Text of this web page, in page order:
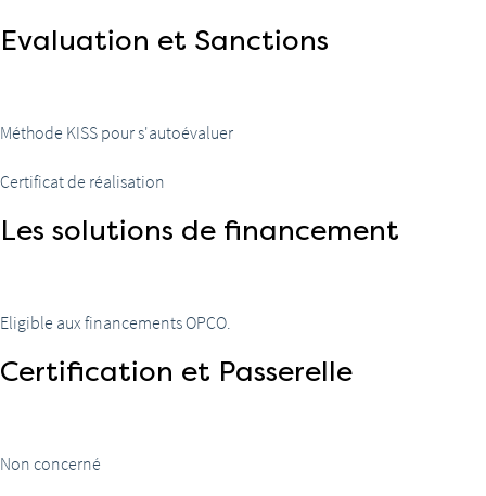
Evaluation et Sanctions
Méthode KISS pour s'autoévaluer
Certificat de réalisation
Les solutions de financement
Eligible aux financements OPCO.
Certification et Passerelle
Non concerné